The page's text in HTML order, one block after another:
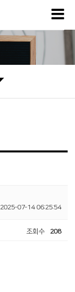
2025-07-14 06:25:54
조회수 208